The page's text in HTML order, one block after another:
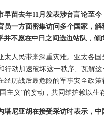
早苗去年11月发表涉台言论至
员一方面密集访问多个国家，
不愿在中日之间选边站队，
太人民带来深重灾难。亚太各
行动加速破坏这一秩序、瓦解
经历战后最危险的军事安全政
主义”的妄动，共同维护赖以生
塔尼亚胡在接受采访时表示，